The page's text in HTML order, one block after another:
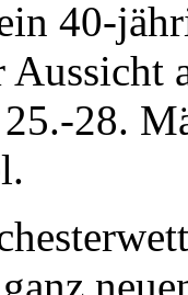
40-
28.